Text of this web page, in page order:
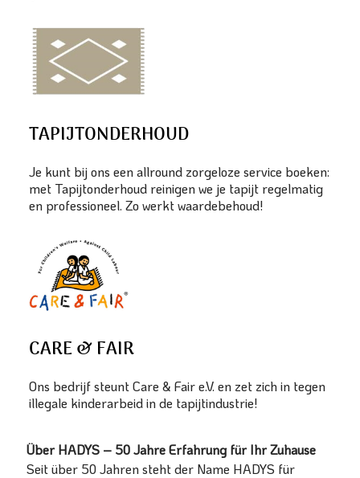
TAPIJTONDERHOUD
Je kunt bij ons een allround zorgeloze service boeken:
met Tapijtonderhoud reinigen we je tapijt regelmatig
en professioneel. Zo werkt waardebehoud!
CARE & FAIR
Ons bedrijf steunt Care & Fair e.V. en zet zich in tegen
illegale kinderarbeid in de tapijtindustrie!
Über HADYS – 50 Jahre Erfahrung für Ihr Zuhause
Seit über 50 Jahren steht der Name HADYS für